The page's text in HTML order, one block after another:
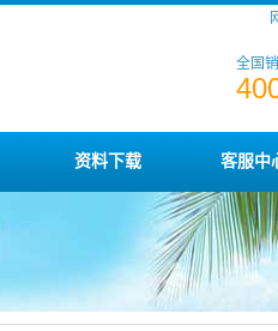
全国
资料下载 客服中